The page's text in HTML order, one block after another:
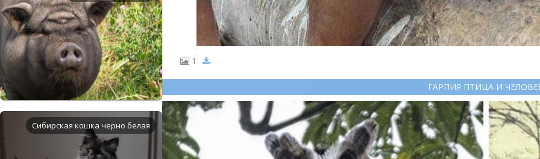
Сибирская кошка черно белая
1
ГАРПИЯ ПТИЦА И